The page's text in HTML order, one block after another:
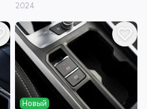
2024
Новый